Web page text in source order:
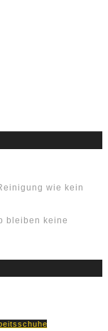
wie kein
bleiben keine